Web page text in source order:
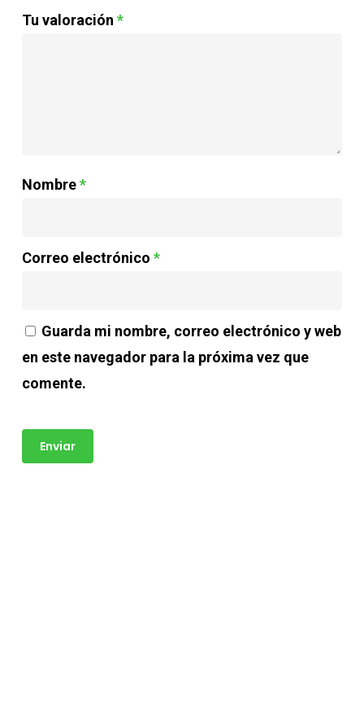
Tu valoración *
Nombre*
Correo electrónico *
Guarda mi nombre, correo electrónico y web
en este navegador para la próxima vez que
comente.